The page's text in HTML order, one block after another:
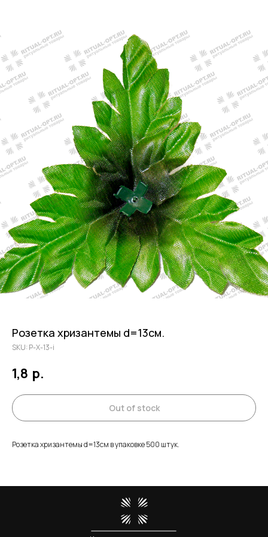
Розетка хризантемы d=13см.
SKU: Р-Х-13-i
1,8 р.
Out of stock
Розетка хризантемы d=13см в упаковке 500 штук.